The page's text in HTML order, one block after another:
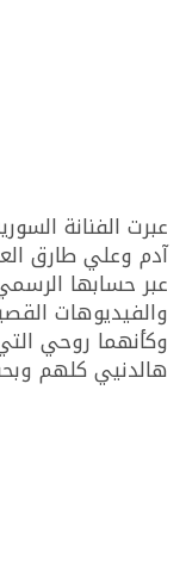
عبرت الفنانة
آدم وعلي طارق
عبر حسابها
والفيديوهات
وكأنهما روحي
هالدنيي كلهم